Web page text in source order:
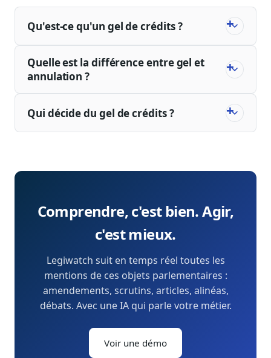
Qu'est-ce qu'un gel de crédits ?
Quelle est la différence entre gel et
annulation ?
Qui décide du gel de crédits ?
Comprendre, c'est bien. Agir,
c'est mieux.
Legiwatch suit en temps réel toutes les
mentions de ces objets parlementaires :
amendements, scrutins, articles, alinéas,
débats. Avec une IA qui parle votre métier.
Voir une démo